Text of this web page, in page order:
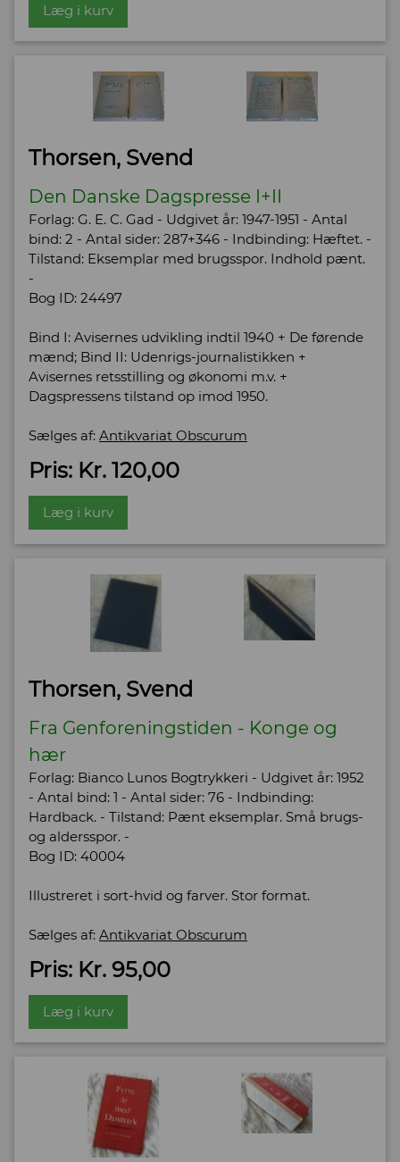
Læg i kurv
Thorsen, Svend
Den Danske Dagspresse I+II
Forlag: G. E. C. Gad - Udgivet år: 1947-1951 - Antal
bind: 2 - Antal sider: 287+346 - Indbinding: Hæftet. -
Tilstand: Eksemplar med brugsspor. Indhold pænt.
-
Bog ID: 24497
Bind I: Avisernes udvikling indtil 1940 + De førende
mænd; Bind II: Udenrigs-journalistikken +
Avisernes retsstilling og økonomi m.v. +
Dagspressens tilstand op imod 1950.
Sælges af: Antikvariat Obscurum
Pris: Kr. 120,00
Læg i kurv
Thorsen, Svend
Fra Genforeningstiden - Konge og
hær
Forlag: Bianco Lunos Bogtrykkeri - Udgivet år: 1952
- Antal bind: 1 - Antal sider: 76 - Indbinding:
Hardback. - Tilstand: Pænt eksemplar. Små brugs-
og aldersspor. -
Bog ID: 40004
Illustreret i sort-hvid og farver. Stor format.
Sælges af: Antikvariat Obscurum
Pris: Kr. 95,00
Læg i kurv